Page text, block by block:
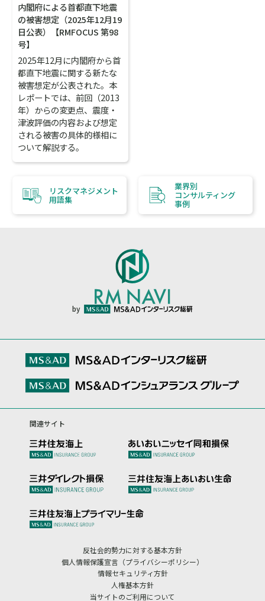
内閣府による首都直下地震
の被害想定（2025年12月19
日公表）【RMFOCUS 第98
号】
2025年12月に内閣府から首
都直下地震に関する新たな
被害想定が公表された。本
レポートでは、前回（2013
年）からの変更点、震度・
津波評価の内容および想定
される被害の具体的様相に
ついて解説する。
リスクマネジメント
用語集
業界別
コンサルティング
事例
by
関連サイト
反社会的勢力に対する基本方針
個人情報保護宣言（プライバシーポリシー）
情報セキュリティ方針
人権基本方針
当サイトのご利用について